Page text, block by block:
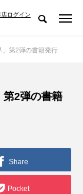
店ログイン
」第2弾の書籍発行
第2弾の書籍
Share
Pocket